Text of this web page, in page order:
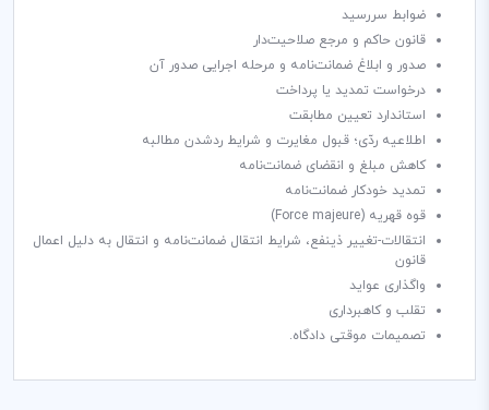
ضوابط سررسید
قانون حاکم و مرجع صلاحیت‌دار
صدور و ابلاغ ضمانت‌نامه و مرحله اجرایی صدور آن
درخواست تمدید یا پرداخت
استاندارد تعیین مطابقت
اطلاعیه ردّی؛ قبول مغایرت و شرایط ردشدن مطالبه
کاهش مبلغ و انقضای ضمانت‌نامه
تمدید خودکار ضمانت‌نامه
قوه قهریه (Force majeure
)
انتقالات-تغییر ذینفع، شرایط انتقال ضمانت‌نامه و انتقال به دلیل اعمال
قانون
واگذاری عواید
تقلب و کاهبرداری
تصمیمات موقتی دادگاه.